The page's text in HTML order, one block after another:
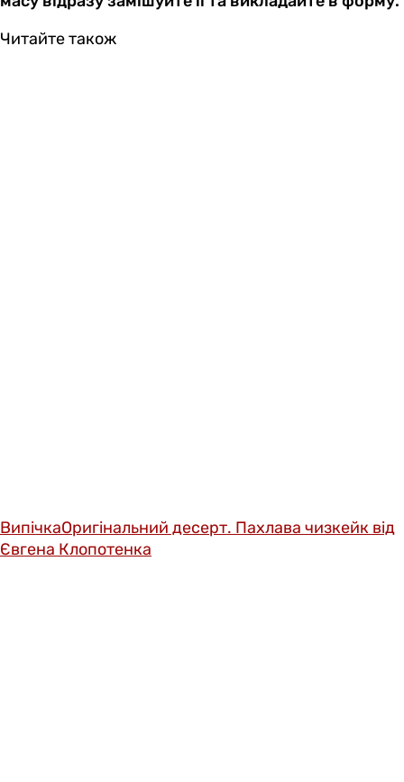
Читайте також
ВипічкаОригінальний десерт. Пахлава чизкейк від
Євгена Клопотенка